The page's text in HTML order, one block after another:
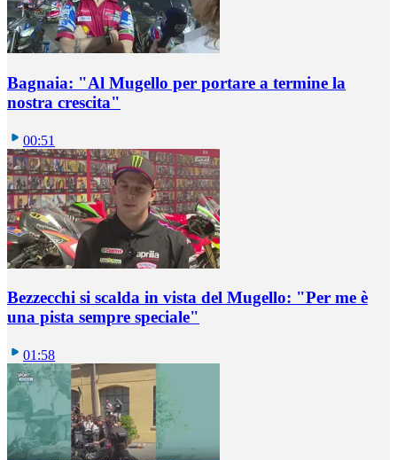
Bagnaia: "Al Mugello per portare a termine la
nostra crescita"
00:51
Bezzecchi si scalda in vista del Mugello: "Per me è
una pista sempre speciale"
01:58